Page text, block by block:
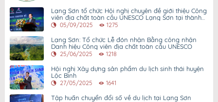
Lạng Sơn tổ chức Hội nghị chuyên đề giới thiệu Công
viên địa chất toàn cầu UNESCO Lạng Sơn tại thành
phố Hồ Chí Minh
05/09/2025 1275
Lạng Sơn: Tổ chức Lễ đón nhận Bằng công nhận
Danh hiệu Công viên địa chất toàn cầu UNESCO
25/06/2025 1218
Hội nghị Xây dựng sản phẩm du lịch sinh thái huyện
Lộc Bình
27/05/2025 1641
Tập huấn chuyển đổi số về du lịch tại Lạng Sơn